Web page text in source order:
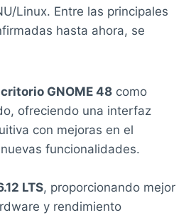
Linux. Entre las principales
hasta ahora, se
GNOME 48 como
ofreciendo una interfaz
con mejoras en el
funcionalidades.
LTS, proporcionando mejor
y rendimiento